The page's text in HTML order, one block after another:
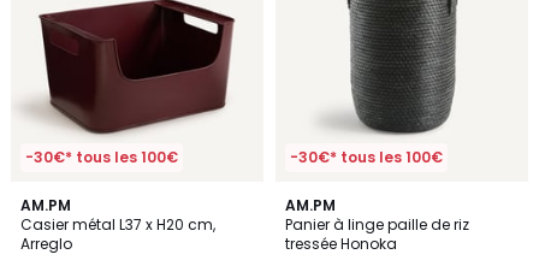
-30€* tous les 100€
AM.PM
Casier métal L37 x H20 cm,
Arreglo
4,5
/ 5
4
Couleurs
-30€* tous les 100€
AM.PM
Panier à linge paille de riz
tressée Honoka
4,4
/ 5